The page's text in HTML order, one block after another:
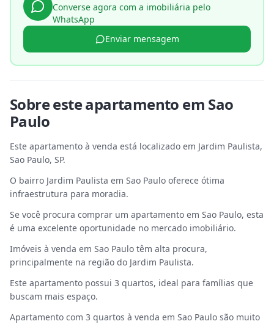
Converse agora com a imobiliária pelo
WhatsApp
Enviar mensagem
Sobre esteapartamento em Sao
Paulo
Este apartamento à venda está localizado em Jardim Paulista,
Sao Paulo, SP.
O bairro Jardim Paulista em Sao Paulo oferece ótima
infraestrutura para moradia.
Se você procura comprar um apartamento em Sao Paulo, esta
é uma excelente oportunidade no mercado imobiliário.
Imóveis à venda em Sao Paulo têm alta procura,
principalmente na região do Jardim Paulista.
Este apartamento possui 3 quartos, ideal para famílias que
buscam mais espaço.
Apartamento com 3 quartos à venda em Sao Paulo são muito